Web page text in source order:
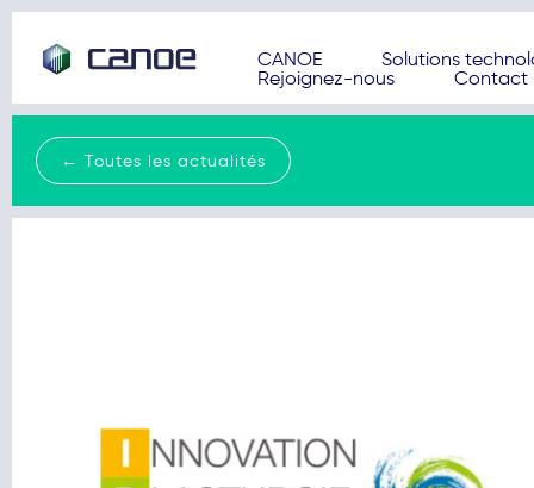
CANOE
Solutions
Rejoignez-nous
Contact
← Toutes les actualités